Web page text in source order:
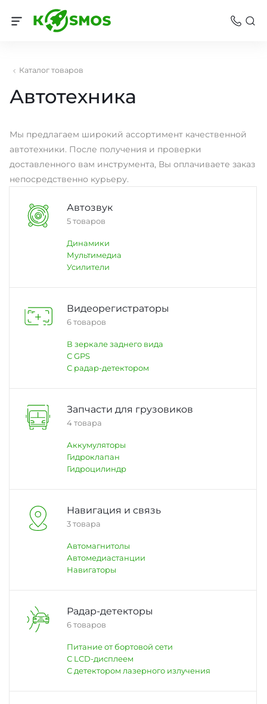
Каталог товаров
Автотехника
Мы предлагаем широкий ассортимент качественной
автотехники. После получения и проверки
доставленного вам инструмента, Вы оплачиваете заказ
непосредственно курьеру.
Автозвук
5 товаров
Динамики
Мультимедиа
Усилители
Видеорегистраторы
6 товаров
В зеркале заднего вида
С GPS
С радар-детектором
Запчасти для грузовиков
4 товара
Аккумуляторы
Гидроклапан
Гидроцилиндр
Навигация и связь
3 товара
Автомагнитолы
Автомедиастанции
Навигаторы
Радар-детекторы
6 товаров
Питание от бортовой сети
С LCD-дисплеем
С детектором лазерного излучения